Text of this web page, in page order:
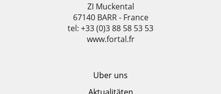
ZI Muckental
67140 BARR - France
tel: +33 (0)3 88 58 53 53
www.fortal.fr
Uber uns